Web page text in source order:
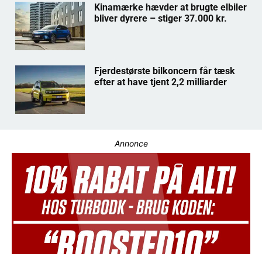
Kinamærke hævder at brugte elbiler
bliver dyrere – stiger 37.000 kr.
Fjerdestørste bilkoncern får tæsk
efter at have tjent 2,2 milliarder
Annonce